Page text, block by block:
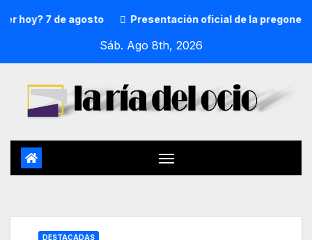
7 de agosto Presentación oficial de la pregonera y
Sáb. Ago 8th, 2026
DESTACADAS